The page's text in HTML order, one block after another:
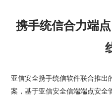
携手统信合力端
亚信安全携手统信软件联合推
案，基于亚信安全信端端点安